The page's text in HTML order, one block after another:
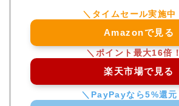
Amazonで見る
楽天市場で見る